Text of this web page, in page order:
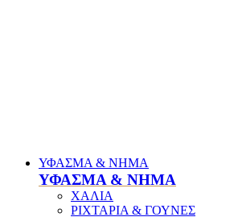
ΥΦΑΣΜΑ & ΝΗΜΑ
ΥΦΑΣΜΑ & ΝΗΜΑ
ΧΑΛΙΑ
ΡΙΧΤΑΡΙΑ & ΓΟΥΝΕΣ